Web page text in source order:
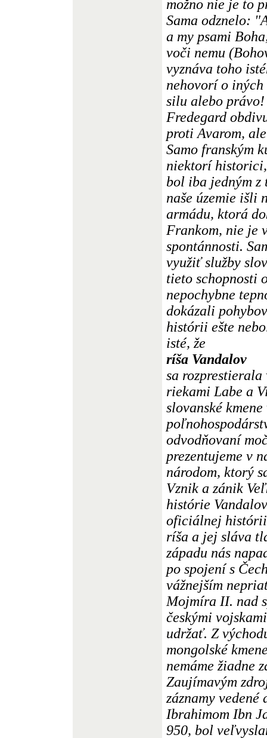
možno nie je to
Sama odznelo:
a my psami
voči nemu
vyznáva toho
nehovorí o
silu alebo právo!
Fredegard
proti Avarom,
Samo franským
niektorí
bol iba jedným z
naše územie išli
armádu, ktorá
Frankom, nie je
spontánnosti.
využiť služby
tieto schopnosti
nepochybne
dokázali
histórii ešte
isté, že
ríša Vandalov
sa rozprestierala
riekami Labe a
slovanské
odvodňovaní
prezentujeme v
národom, ktorý
Vznik a zánik
histórie
oficiálnej histórii
ríša a jej sláva
západu nás
po spojení s
vážnejším
Mojmíra II. nad
českými
udržať. Z
mongolské
nemáme žiadne
Zaujímavým
záznamy
Ibrahimom Ibn
950, bol